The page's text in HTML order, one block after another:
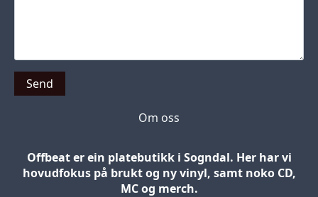
Send
Om oss
Offbeat er ein platebutikk i Sogndal. Her har vi
hovudfokus på brukt og ny vinyl, samt noko CD,
MC og merch.